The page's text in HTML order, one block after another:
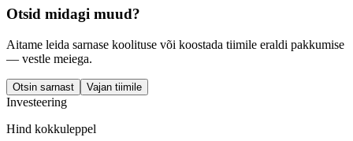
Otsid midagi muud?
Aitame leida sarnase koolituse või koostada tiimile eraldi pakkumise
— vestle meiega.
Otsin sarnast Vajan tiimile
Investeering
Hind kokkuleppel